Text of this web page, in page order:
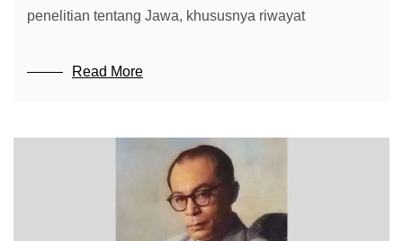
penelitian tentang Jawa, khususnya riwayat
Read More